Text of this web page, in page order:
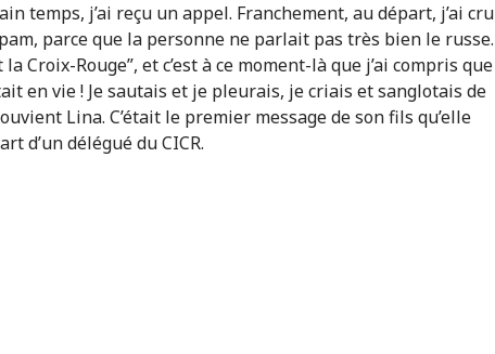
temps, j’ai reçu un appel. Franchement, au départ, j’ai cru
parce que la personne ne parlait pas très bien le russe.
la Croix-Rouge”, et c’est à ce moment-là que j’ai compris que
en vie ! Je sautais et je pleurais, je criais et sanglotais de
Lina. C’était le premier message de son fils qu’elle
d’un délégué du CICR.